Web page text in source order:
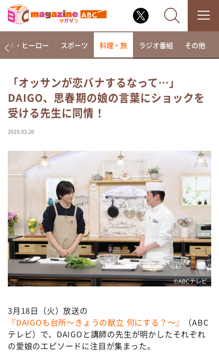
なるみ・岡村の過ぎるTV
相席食堂
これ余談なんですけど・・・
て真剣です
探偵！ナイトスクープ
news おかえり
河合＆A.B.C-Z塚田×福井アナ「なんでやねん！？」
（news おかえり）
DAIGOも台所 ～きょうの献立 何にする？～
本日はダイアンなり！シーズン２
朝だ！生です旅サラダ
教えて！ニュースライブ 正義のミカタ
新婚さんいらっしゃい！
ポツンと一軒家
ザキ山小屋本館
メ・ヒーロー スポーツ 料理・旅 ラジオ番組 その他
「オッサンが恋バナするなって…」
DAIGO、思春期の娘の言葉にショックを
受ける先生に同情！
2025.03.20
©ABCテレビ
3月18日（火）放送の
『DAIGOも台所～きょうの献立 何にする？～』
（ABC
テレビ）で、DAIGOと講師の先生が明かしたそれぞれ
の愛娘のエピソードに注目が集まった。